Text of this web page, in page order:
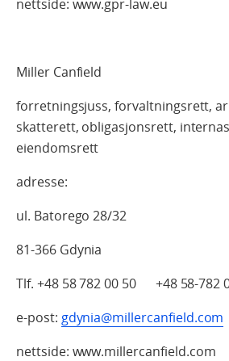
nettside: www.gpr-law.eu
Miller Canfield
forretningsjuss, forvaltningsrett,
skatterett, obligasjonsrett,
eiendomsrett
adresse:
ul. Batorego 28/32
81-366 Gdynia
Tlf. +48 58 782 00 50 +48 58-
e-post: gdynia@millercanfield.com
nettside: www.millercanfield.com